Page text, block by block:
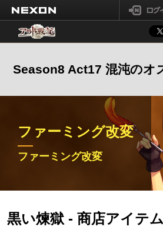
Season8 Act17 混沌のオ
レイド商店
ファーミング改変
ファーミング改変
黒い煉獄 - 商店アイテ